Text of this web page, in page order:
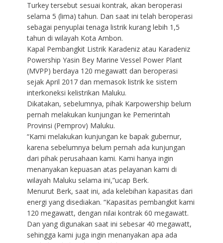
Turkey tersebut sesuai kontrak, akan beroperasi
selama 5 (lima) tahun. Dan saat ini telah beroperasi
sebagai penyuplai tenaga listrik kurang lebih 1,5
tahun di wilayah Kota Ambon.
Kapal Pembangkit Listrik Karadeniz atau Karadeniz
Powership Yasin Bey Marine Vessel Power Plant
(MVPP) berdaya 120 megawatt dan beroperasi
sejak April 2017 dan memasok listrik ke sistem
interkoneksi kelistrikan Maluku.
Dikatakan, sebelumnya, pihak Karpowership belum
pernah melakukan kunjungan ke Pemerintah
Provinsi (Pemprov) Maluku.
“Kami melakukan kunjungan ke bapak gubernur,
karena sebelumnya belum pernah ada kunjungan
dari pihak perusahaan kami. Kami hanya ingin
menanyakan kepuasan atas pelayanan kami di
wilayah Maluku selama ini,”ucap Berk.
Menurut Berk, saat ini, ada kelebihan kapasitas dari
energi yang disediakan. “Kapasitas pembangkit kami
120 megawatt, dengan nilai kontrak 60 megawatt.
Dan yang digunakan saat ini sebesar 40 megawatt,
sehingga kami juga ingin menanyakan apa ada